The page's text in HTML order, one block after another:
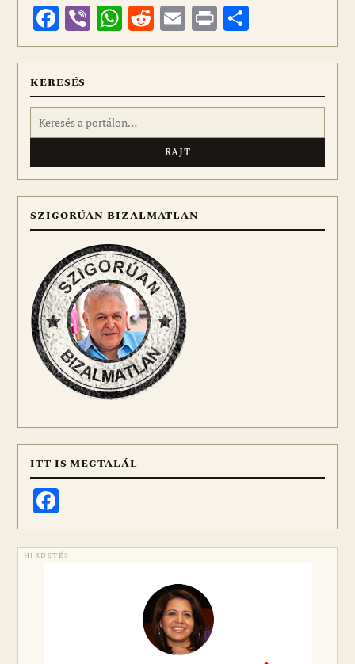
Facebook
ViberWhatsApp
Reddit
Email
Print
meg
KERESÉS
Keresés:
SZIGORÚAN BIZALMATLAN
ITT IS MEGTALÁL
HIRDETÉS